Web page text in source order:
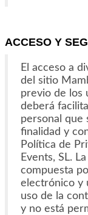
ACCESO Y
El acceso a
del sitio
previo de los
deberá
personal que
finalidad y
Política de
Events, SL.
compuesta
electrónico y
uso de la
y no está